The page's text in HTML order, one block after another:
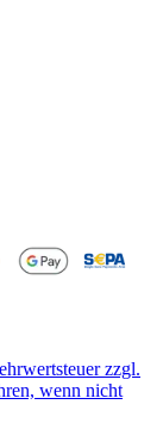
zzgl.
wenn nicht